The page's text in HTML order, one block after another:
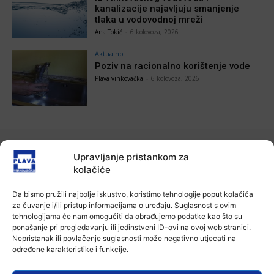
Upravljanje pristankom za
kolačiće
Da bismo pružili najbolje iskustvo, koristimo tehnologije poput kolačića
za čuvanje i/ili pristup informacijama o uređaju. Suglasnost s ovim
tehnologijama će nam omogućiti da obrađujemo podatke kao što su
ponašanje pri pregledavanju ili jedinstveni ID-ovi na ovoj web stranici.
Nepristanak ili povlačenje suglasnosti može negativno utjecati na
određene karakteristike i funkcije.
kanalizacije najavljuju smanjenje
tlaka u vodovodnoj mreži
Ana Tokić 6 kolovoza, 2026
Aktualno
Poziv na racionalno korištenje vode
Plava vinkovačka 6 kolovoza, 2026
POVEZANE VIJESTI
Zbog niskog vodostaja otežana
plovidba na Dunavu
6 kolovoza, 2026
Aktualno
povijesna fikcija najtraženiji su